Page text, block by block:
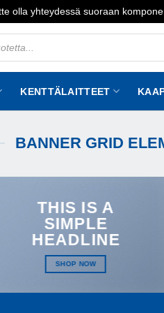
olla yhteydessä suoraan
KENTTÄLAITTEET
BANNER GRID
THIS IS A
SIMPLE
HEADLINE
SHOP NOW